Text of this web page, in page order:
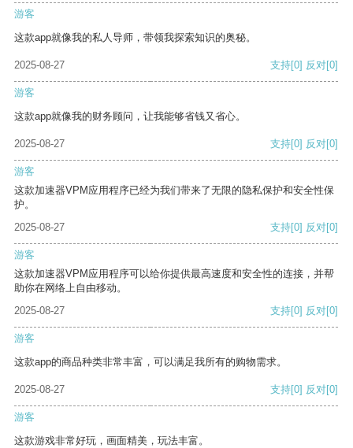
游客
这款app就像我的私人导师，带领我探索知识的奥秘。
2025-08-27 支持[0] 反对[0]
游客
这款app就像我的财务顾问，让我能够省钱又省心。
2025-08-27 支持[0] 反对[0]
游客
这款加速器VPM应用程序已经为我们带来了无限的隐私保护和安全性保
护。
2025-08-27
支持[0] 反对[0]
游客
这款加速器VPM应用程序可以给你提供最高速度和安全性的连接，并帮
助你在网络上自由移动。
2025-08-27
支持[0] 反对[0]
游客
这款app的商品种类非常丰富，可以满足我所有的购物需求。
2025-08-27 支持[0] 反对[0]
游客
这款游戏非常好玩，画面精美，玩法丰富。